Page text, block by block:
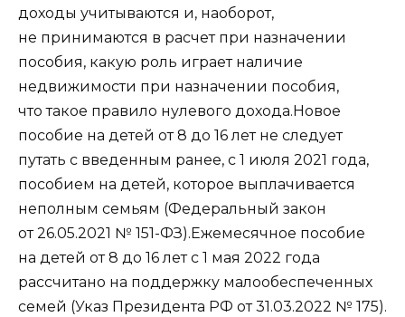
доходы учитываются и, наоборот,
не принимаются в расчет при назначении
пособия, какую роль играет наличие
недвижимости при назначении пособия,
что такое правило нулевого дохода.Новое
пособие на детей от 8 до 16 лет не следует
путать с введенным ранее, с 1 июля 2021 года,
пособием на детей, которое выплачивается
неполным семьям (Федеральный закон
от 26.05.2021 № 151-ФЗ).Ежемесячное пособие
на детей от 8 до 16 лет с 1 мая 2022 года
рассчитано на поддержку малообеспеченных
семей (Указ Президента РФ от 31.03.2022 № 175).